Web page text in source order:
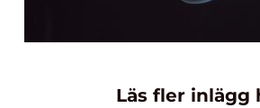
Läs fler inlägg